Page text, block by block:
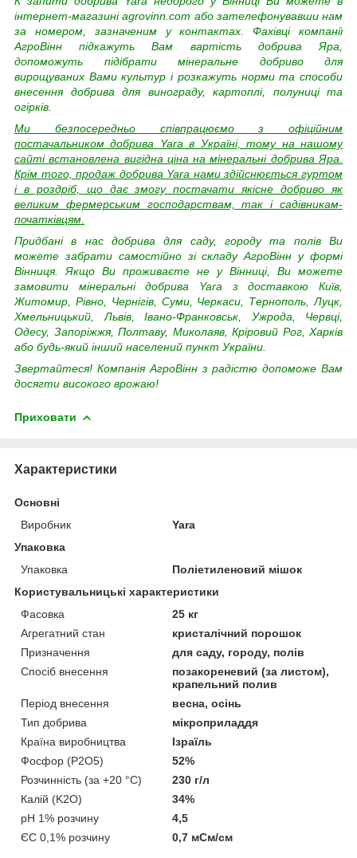
інтернет-магазині agrovinn.com або зателефонувавши нам
за номером, зазначеним у контактах. Фахівці компанії
АгроВінн підкажуть Вам вартість добрива Яра,
допоможуть підібрати мінеральне добриво для
вирощуваних Вами культур і розкажуть норми та способи
внесення добрива для винограду, картоплі, полуниці та
огірків.
Ми безпосередньо співпрацюємо з офіційним
постачальником добрива Yara в Україні, тому на нашому
сайті встановлена вигідна ціна на мінеральні добрива Яра.
Крім того, продаж добрива Yara нами здійснюється гуртом
і в роздріб, що дає змогу постачати якісне добриво як
великим фермерським господарствам, так і садівникам-
початківцям.
Придбані в нас добрива для саду, городу та полів Ви
можете забрати самостійно зі складу АгроВінн у формі
Вінниця. Якщо Ви проживаєте не у Вінниці, Ви можете
замовити мінеральні добрива Yara з доставкою Київ,
Житомир, Рівно, Чернігів, Суми, Черкаси, Тернополь, Луцк,
Хмельницький, Львів, Івано-Франковськ, Ужрода, Червці,
Одесу, Запоріжжя, Полтаву, Миколаяв, Кріровий Рог, Харків
або будь-який інший населений пункт України.
Звертайтеся! Компанія АгроВінн з радістю допоможе Вам
досягти високого врожаю!
Приховати
Характеристики
Основні
Виробник
Yara
Упаковка
Упаковка
Поліетиленовий мішок
Користувальницькі характеристики
Фасовка
25 кг
Агрегатний стан
кристалічний порошок
Призначення
для саду, городу, полів
Спосіб внесення
позакореневий (за листом),
крапельний полив
Період внесення
весна, осінь
Тип добрива
мікроприладдя
Країна виробництва
Ізраїль
Фосфор (P2O5)
52%
Розчинність (за +20 °C)
230 г/л
Калій (K2O)
34%
pH 1% розчину
4,5
ЄС 0,1% розчину
0,7 мСм/см